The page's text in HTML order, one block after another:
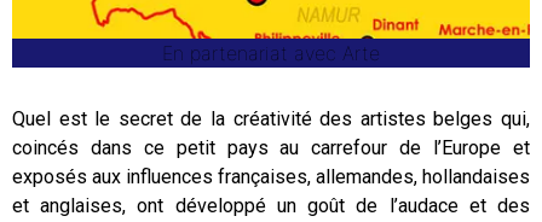
En partenariat avec Arte
Quel est le secret de la créativité des artistes belges qui,
coincés dans ce petit pays au carrefour de l’Europe et
exposés aux influences françaises, allemandes, hollandaises
et anglaises, ont développé un goût de l’audace et des